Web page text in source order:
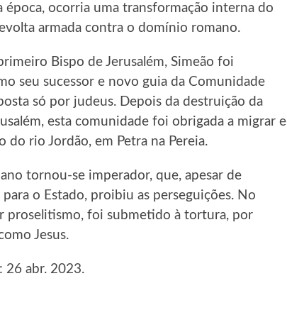
época, ocorria uma transformação interna do
armada contra o domínio romano.
Bispo de Jerusalém, Simeão foi
seu sucessor e novo guia da Comunidade
só por judeus. Depois da destruição da
esta comunidade foi obrigada a migrar e
rio Jordão, em Petra na Pereia.
tornou-se imperador, que, apesar de
o Estado, proibiu as perseguições. No
proselitismo, foi submetido à tortura, por
Jesus.
26 abr. 2023.